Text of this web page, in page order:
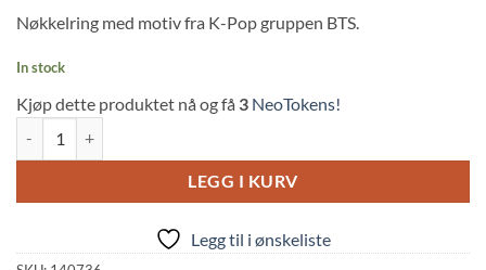
Nøkkelring med motiv fra K-Pop gruppen BTS.
In stock
Kjøp dette produktet nå og få 3 NeoTokens!
LEGG I KURV
Legg til i ønskeliste